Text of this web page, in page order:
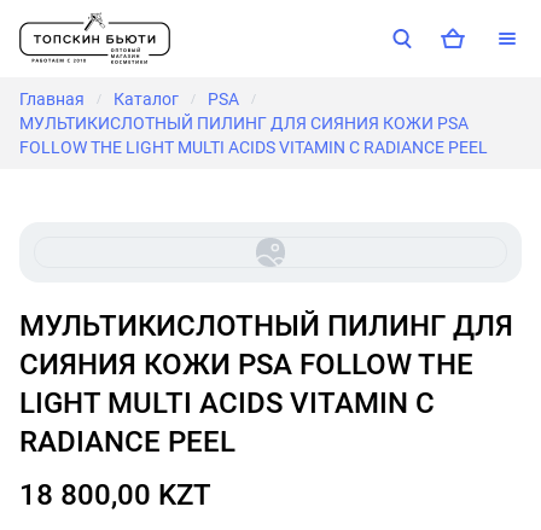
Главная / Каталог / PSA /
МУЛЬТИКИСЛОТНЫЙ ПИЛИНГ ДЛЯ СИЯНИЯ КОЖИ PSA
FOLLOW THE LIGHT MULTI ACIDS VITAMIN C RADIANCE PEEL
МУЛЬТИКИСЛОТНЫЙ ПИЛИНГ ДЛЯ
СИЯНИЯ КОЖИ PSA FOLLOW THE
LIGHT MULTI ACIDS VITAMIN C
RADIANCE PEEL
18 800,00 KZT